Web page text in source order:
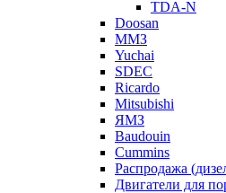
TDA-N
Doosan
ММЗ
Yuchai
SDEC
Ricardo
Mitsubishi
ЯМЗ
Baudouin
Cummins
Распродажа
Двигатели для